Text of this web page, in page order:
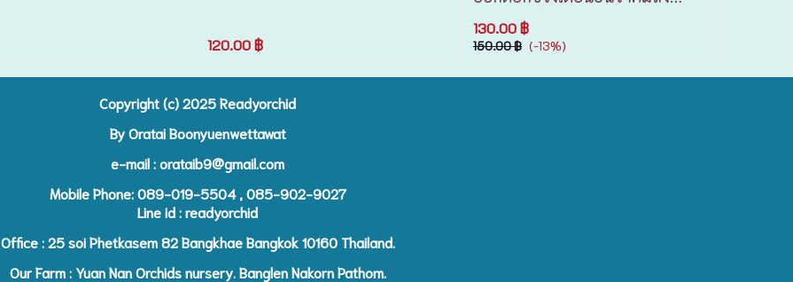
120.00 ฿
กุมภาพันธ์ ดอกหอม
130.00 ฿
150.00 ฿ (-13%)
Copyright (c) 2025 Readyorchid
By Oratai Boonyuenwettawat
e-mail :orataib9@gmail.com
Mobile Phone: 089-019-5504 , 085-902-9027
Line id : readyorchid
Office : 25 soi Phetkasem 82 Bangkhae Bangkok 10160 Thailand.
Our Farm : Yuan Nan Orchids nursery. Banglen Nakorn Pathom.